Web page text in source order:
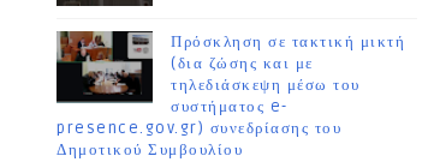
Πρόσκληση σε τακτική μικτή
(δια ζώσης και με
τηλεδιάσκεψη μέσω του
συστήματος e-
presence.gov.gr) συνεδρίασης του
Δημοτικού Συμβουλίου